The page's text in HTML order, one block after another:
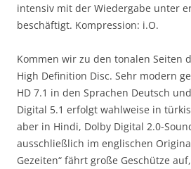
intensiv mit der Wiedergabe unter
beschäftigt. Kompression: i.O.
Kommen wir zu den tonalen Seiten
High Definition Disc. Sehr modern
HD 7.1 in den Sprachen Deutsch
Digital 5.1 erfolgt wahlweise in
aber in Hindi, Dolby Digital 2.0-
ausschließlich im englischen
Gezeiten“ fährt große Geschütze